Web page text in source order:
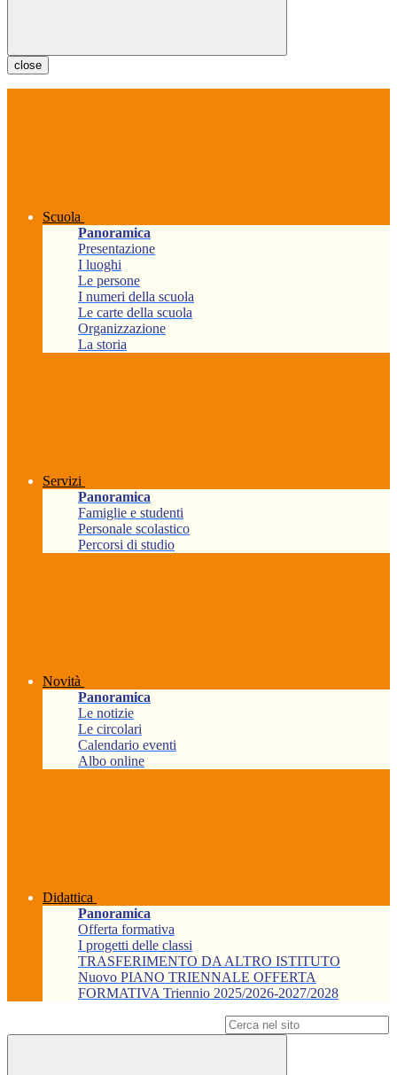
close
Scuola
Panoramica
Presentazione
I luoghi
Le persone
I numeri della scuola
Le carte della scuola
Organizzazione
La storia
Servizi
Panoramica
Famiglie e studenti
Personale scolastico
Percorsi di studio
Novità
Panoramica
Le notizie
Le circolari
Calendario eventi
Albo online
Didattica
Panoramica
Offerta formativa
I progetti delle classi
TRASFERIMENTO DA ALTRO ISTITUTO
Nuovo PIANO TRIENNALE OFFERTA
FORMATIVA Triennio 2025/2026-2027/2028